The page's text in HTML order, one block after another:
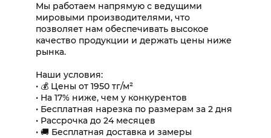
Мы работаем напрямую с ведущими
мировыми производителями, что
позволяет нам обеспечивать высокое
качество продукции и держать цены ниже
рынка.
Наши условия:
• 💰 Цены от 1950 тг/м²
• На 17% ниже, чем у конкурентов
• Бесплатная нарезка по размерам за 2 дня
• Рассрочка до 24 месяцев
• 🚚 Бесплатная доставка и замеры